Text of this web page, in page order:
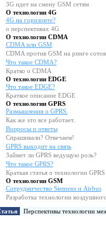
3G идет на смену GSM сетям
О технологии 4G
4G на горизонте?
о перспективах 4G
О технологии CDMA
CDMA или GSM
CDMA против GSM на ринге
Что такое CDMA?
Кратко о CDMA
О технологии EDGE
Что такое EDGE?
Краткое описание EDGE
О технологии GPRS
Размышления о GPRS.
Как же это все работает.
Вопросы и ответы
Спрашивали? Отвечаем!
GPRS выходит на связь
Займет ли GPRS ведущую роль?
Что такое GPRS?
Краткая статья о технологии GPRS
О технологии GSM
Сотрудничество Siemens и Airbus
Разработка технологии
Перспективы технологии